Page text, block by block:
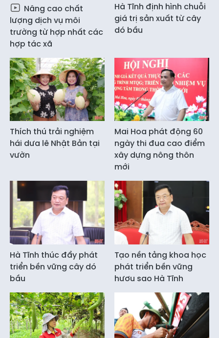
Nâng cao chất
lượng dịch vụ môi
trường từ hợp nhất các
hợp tác xã
Hà Tĩnh định hình chuỗi
giá trị sản xuất từ cây
dó bầu
Thích thú trải nghiệm
hái dưa lê Nhật Bản tại
vườn
Mai Hoa phát động 60
ngày thi đua cao điểm
xây dựng nông thôn
mới
Hà Tĩnh thúc đẩy phát
triển bền vững cây dó
bầu
Tạo nền tảng khoa học
phát triển bền vững
hươu sao Hà Tĩnh